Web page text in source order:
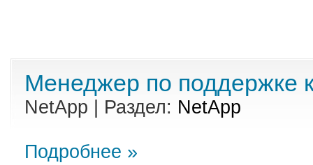
Менеджер по поддержке
NetApp | Раздел: NetApp
Подробнее »